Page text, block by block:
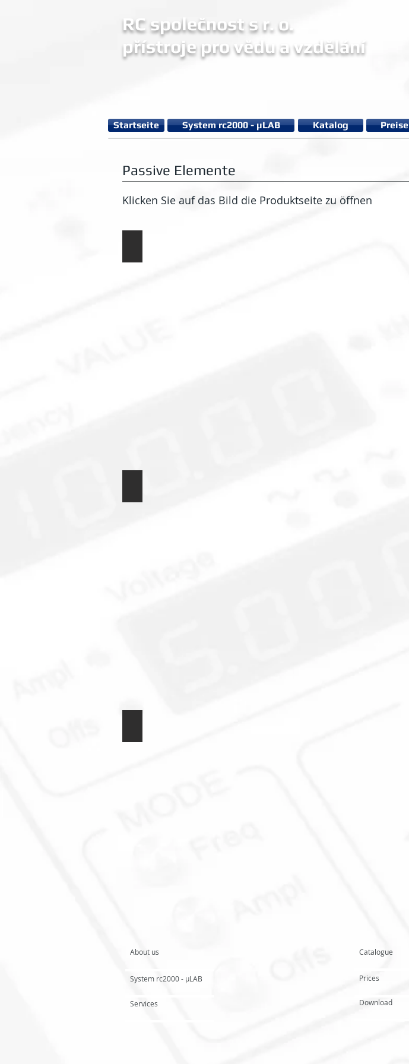
RC společnost s r. o.
přístroje pro vědu a vzdělání
Startseite System rc2000 - µLAB Katalog Preise
Passive Elemente
Klicken Sie auf das Bild die Produktseite zu öffnen
Prices
Catalogue
Services Download
System rc2000 - µLAB
About us